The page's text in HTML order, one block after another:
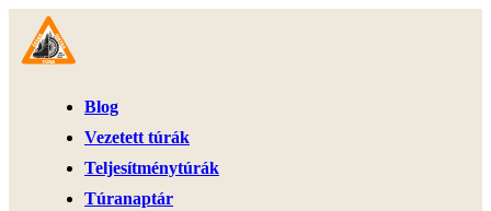
Blog
Vezetett túrák
Teljesítménytúrák
Túranaptár